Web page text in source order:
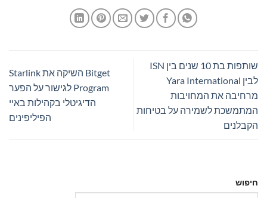
שותפות בת 10 שנים בין ISN
לבין Yara International
מרחיבה את המחויבות
המתמשכת לשמירה על בטיחות
הקבלנים
Bitget השיקה את Starlink
Program לגישור על הפער
הדיגיטלי בקהילות באיי
הפיליפינים
חיפוש